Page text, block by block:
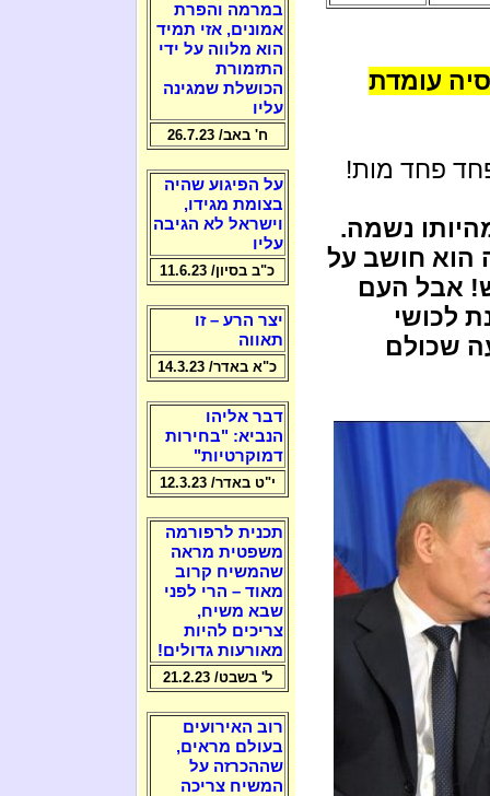
עומדת
פחד מות!
נשמה.
חושב על
אבל העם
לכושי
שכולם
במרמה והפרת
אמונים, אזי תמיד
הוא מלווה על ידי
התזמורת
הכושלת שמגינה
עליו
ח' באב/ 26.7.23
על הפיגוע שהיה
בצומת מגידו,
וישראל לא הגיבה
עליו
כ"ב בסיון/ 11.6.23
יצר הרע – זו
תאווה
כ"א באדר/ 14.3.23
דבר אליהו
הנביא: "בחירות
דמוקרטיות"
י"ט באדר/ 12.3.23
תכנית לרפורמה
משפטית מראה
שהמשיח קרוב
מאוד – הרי לפני
שבא משיח,
צריכים להיות
מאורעות גדולים!
ל' בשבט/ 21.2.23
רוב האירועים
בעולם מראים,
שההכרזה על
המשיח צריכה